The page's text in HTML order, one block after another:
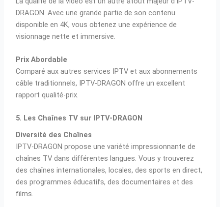
DRAGON. Avec une grande partie de son contenu
disponible en 4K, vous obtenez une expérience de
visionnage nette et immersive.
Prix Abordable
Comparé aux autres services IPTV et aux abonnements
câble traditionnels, IPTV-DRAGON offre un excellent
rapport qualité-prix.
5. Les Chaînes TV sur IPTV-DRAGON
Diversité des Chaînes
IPTV-DRAGON propose une variété impressionnante de
chaînes TV dans différentes langues. Vous y trouverez
des chaînes internationales, locales, des sports en direct,
des programmes éducatifs, des documentaires et des
films.